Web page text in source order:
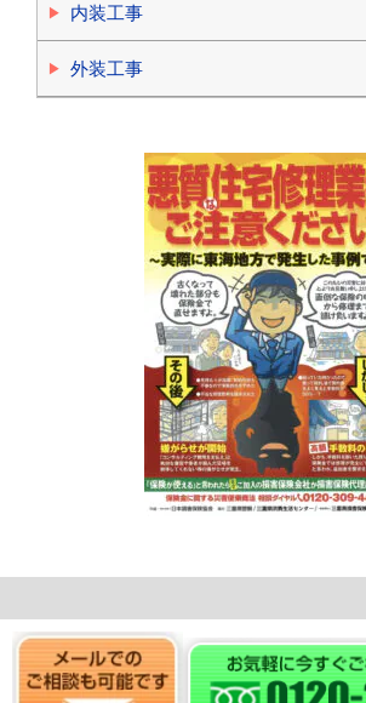
内装工事
外装工事